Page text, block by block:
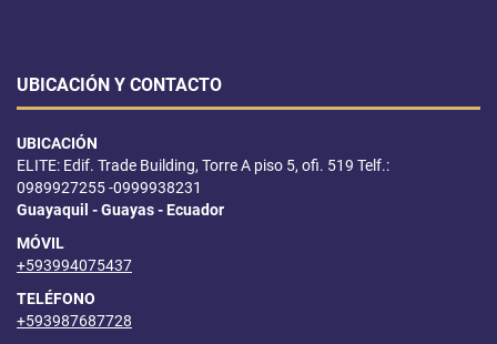
UBICACIÓN Y CONTACTO
UBICACIÓN
ELITE: Edif. Trade Building, Torre A piso 5, ofi. 519 Telf.:
0989927255 -0999938231
Guayaquil - Guayas - Ecuador
MÓVIL
+593994075437
TELÉFONO
+593987687728